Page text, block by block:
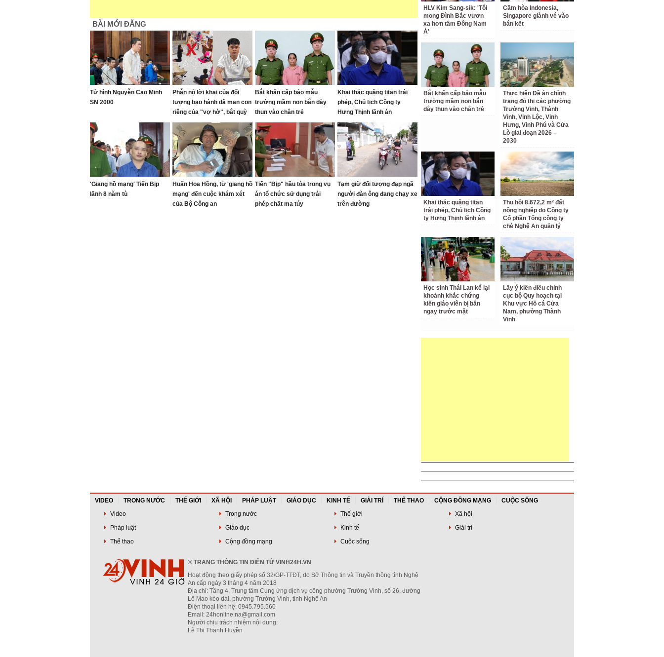
BÀI MỚI ĐĂNG
Tử hình Nguyễn Cao Minh
SN 2000
Phẫn nộ lời khai của đối
tượng bạo hành dã man con
riêng của "vợ hờ", bắt quỳ
gối đến 1 giờ sáng
Bắt khẩn cấp bảo mẫu
trường mầm non bắn dây
thun vào chân trẻ
Khai thác quặng titan trái
phép, Chủ tịch Công ty
Hưng Thịnh lãnh án
'Giang hồ mạng' Tiến Bịp
lãnh 8 năm tù
Huấn Hoa Hồng, từ 'giang hồ
mạng' đến cuộc khám xét
của Bộ Công an
Tiến "Bịp" hầu tòa trong vụ
án tổ chức sử dụng trái
phép chất ma túy
Tạm giữ đối tượng đạp ngã
người đàn ông đang chạy xe
trên đường
HLV Kim Sang-sik: 'Tôi
mong Đình Bắc vươn
xa hơn tầm Đông Nam
Á'
Cầm hòa Indonesia,
Singapore giành vé vào
bán kết
Bắt khẩn cấp bảo mẫu
trường mầm non bắn
dây thun vào chân trẻ
Thực hiện Đề án chỉnh
trang đô thị các phường
Trường Vinh, Thành
Vinh, Vinh Lộc, Vinh
Hưng, Vinh Phú và Cửa
Lò giai đoạn 2026 –
2030
Khai thác quặng titan
trái phép, Chủ tịch Công
ty Hưng Thịnh lãnh án
Thu hồi 8.672,2 m² đất
nông nghiệp do Công ty
Cổ phần Tổng công ty
chè Nghệ An quản lý
Học sinh Thái Lan kể lại
khoảnh khắc chứng
kiến giáo viên bị bắn
ngay trước mặt
Lấy ý kiến điều chỉnh
cục bộ Quy hoạch tại
Khu vực Hồ cá Cửa
Nam, phường Thành
Vinh
VIDEO TRONG NƯỚC THẾ GIỚI XÃ HỘI PHÁP LUẬT GIÁO DỤC KINH TẾ GIẢI TRÍ THỂ THAO CỘNG ĐỒNG MẠNG
CUỘC SỐNG
Video
Trong nước Thế giới
Xã hội
Pháp luật
Giáo dục Kinh tế
Giải trí
Thể thao
Cộng đồng mạng Cuộc sống
® TRANG THÔNG TIN ĐIỆN TỬ VINH24H.VN
Hoạt động theo giấy phép số 32/GP-TTĐT, do Sở Thông tin và Truyền thông tỉnh Nghệ
An cấp ngày 3 tháng 4 năm 2018
Địa chỉ: Tầng 4, Trung tâm Cung ứng dịch vụ công phường Trường Vinh, số 26, đường
Lê Mao kéo dài, phường Trường Vinh, tỉnh Nghệ An
Điện thoại liên hệ: 0945.795.560
Email: 24honline.na@gmail.com
Người chịu trách nhiệm nội dung:
Lê Thị Thanh Huyền